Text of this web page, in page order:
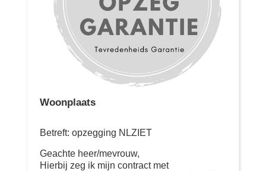
Woonplaats
Betreft: opzegging NLZIET
Geachte heer/mevrouw,
Hierbij zeg ik mijn contract met